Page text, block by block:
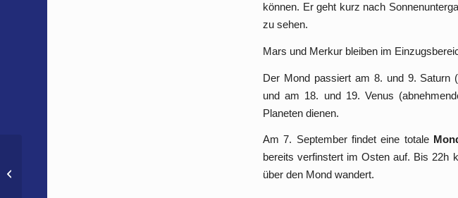
können. Er geht kurz nach
zu sehen.
Mars und Merkur bleiben im
Der Mond passiert am 8. und 9. Saturn
und am 18. und 19. Venus
Planeten dienen.
Am 7. September findet eine totale
bereits verfinstert im Osten auf. Bis 22h
über den Mond wandert.